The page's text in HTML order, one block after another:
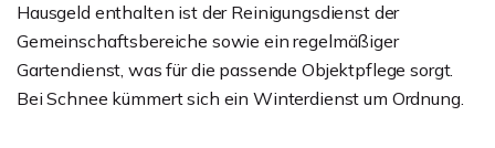
Hausgeld enthalten ist der Reinigungsdienst der
Gemeinschaftsbereiche sowie ein regelmäßiger
Gartendienst, was für die passende Objektpflege sorgt.
Bei Schnee kümmert sich ein Winterdienst um Ordnung.